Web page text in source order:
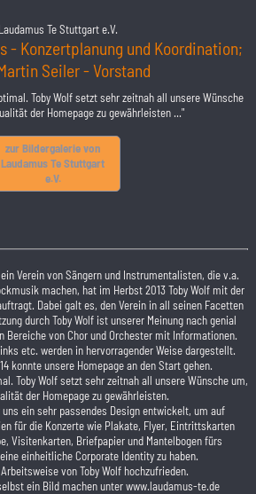
Laudamus Te Stuttgart e.V.
- Konzertplanung und Koordination;
Seiler - Vorstand
Toby Wolf setzt sehr zeitnah all unsere Wünsche
der Homepage zu gewährleisten ..."
zur Bildergalerie von
Laudamus Te Stuttgart
e.V.
Verein von Sängern und Instrumentalisten, die v.a.
machen, hat im Herbst 2013 Toby Wolf mit der
Dabei galt es, den Verein in all seinen Facetten
durch Toby Wolf ist unserer Meinung nach genial
Bereiche von Chor und Orchester mit Informationen.
etc. werden in hervorragender Weise dargestellt.
konnte unsere Homepage an den Start gehen.
Toby Wolf setzt sehr zeitnah all unsere Wünsche um,
der Homepage zu gewährleisten.
uns ein sehr passendes Design entwickelt, um auf
für die Konzerte wie Plakate, Flyer, Eintrittskarten
Visitenkarten, Briefpapier und Mantelbogen fürs
einheitliche Corporate Identity zu haben.
von Toby Wolf hochzufrieden.
ein Bild machen unter www.laudamus-te.de